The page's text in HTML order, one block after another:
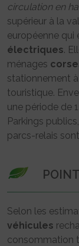
circulation en
supérieur à la
européenne qui
électriques.
ménages
stationnement
touristique.
une période de
Parkings
parcs-relais
Selon les
véhicules
consommation